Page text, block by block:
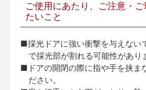
ご使用にあたり、ご注意・ご
たいこと
■採光ドアに強い衝撃を与えない
で採光部が割れる可能性があり
■ドアの開閉の際に指や手を挟ま
ださい。